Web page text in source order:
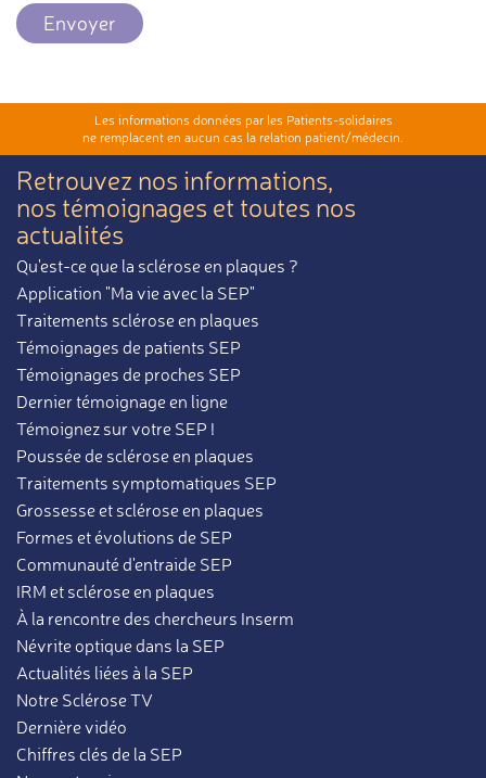
Envoyer
Les informations données par les Patients-solidaires
ne remplacent en aucun cas la relation patient/médecin.
Retrouvez nos informations,
nos témoignages et toutes nos
actualités
Qu'est-ce que la sclérose en plaques ?
Application "Ma vie avec la SEP"
Traitements sclérose en plaques
Témoignages de patients SEP
Témoignages de proches SEP
Dernier témoignage en ligne
Témoignez sur votre SEP !
Poussée de sclérose en plaques
Traitements symptomatiques SEP
Grossesse et sclérose en plaques
Formes et évolutions de SEP
Communauté d'entraide SEP
IRM et sclérose en plaques
À la rencontre des chercheurs Inserm
Névrite optique dans la SEP
Actualités liées à la SEP
Notre Sclérose TV
Dernière vidéo
Chiffres clés de la SEP